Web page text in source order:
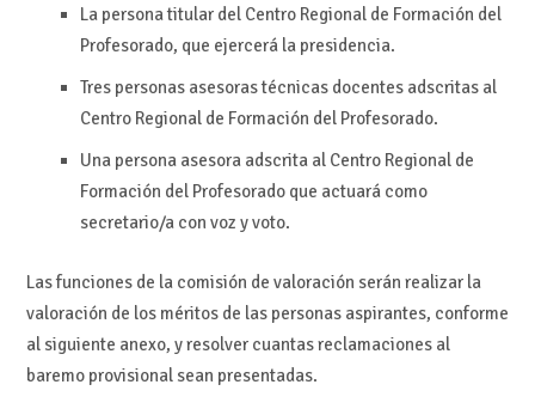
La persona titular del Centro Regional de Formación del
Profesorado, que ejercerá la presidencia.
Tres personas asesoras técnicas docentes adscritas al
Centro Regional de Formación del Profesorado.
Una persona asesora adscrita al Centro Regional de
Formación del Profesorado que actuará como
secretario/a con voz y voto.
Las funciones de la comisión de valoración serán realizar la
valoración de los méritos de las personas aspirantes, conforme
al siguiente anexo, y resolver cuantas reclamaciones al
baremo provisional sean presentadas.